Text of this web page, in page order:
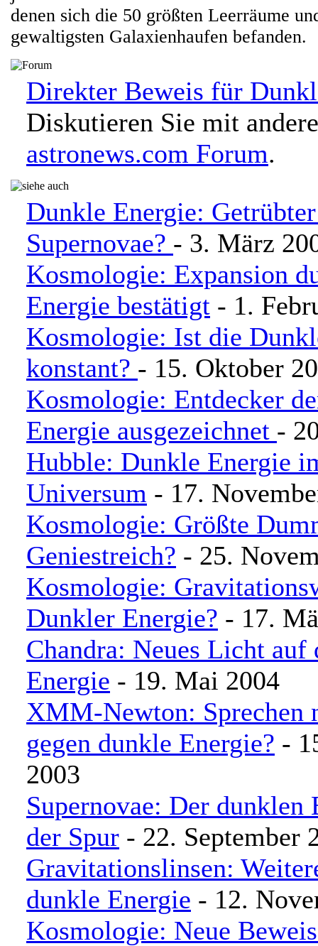
denen sich die 50 größten Leerräume
gewaltigsten Galaxienhaufen befanden.
Direkter Beweis für
Diskutieren Sie mit
astronews.com Forum.
Dunkle Energie:
Supernovae? - 3. März
Kosmologie: Expansion
Energie bestätigt - 1.
Kosmologie: Ist die
konstant? - 15. Oktober
Kosmologie: Entdecker
Energie ausgezeichnet -
Hubble: Dunkle Energie
Universum - 17.
Kosmologie: Größte
Geniestreich? - 25.
Kosmologie:
Dunkler Energie? - 17.
Chandra: Neues Licht auf
Energie - 19. Mai 2004
XMM-Newton: Sprechen
gegen dunkle Energie? -
2003
Supernovae: Der dunklen
der Spur - 22. September
Gravitationslinsen:
dunkle Energie - 12.
Kosmologie: Neue